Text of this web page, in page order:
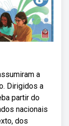
a
Dirigidos a
partir do
nacionais
dos